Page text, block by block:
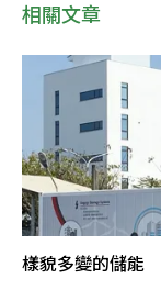
相關文章
樣貌多變的儲能